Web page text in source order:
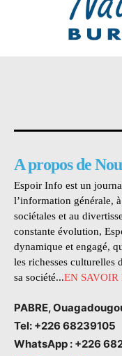
A propos de
Espoir Info est un
l’information générale,
sociétales et au
constante évolution,
dynamique et engagé,
les richesses culturelles
sa société...EN SAVOIR
PABRE,
Tel: +226 68239105
WhatsApp : +226